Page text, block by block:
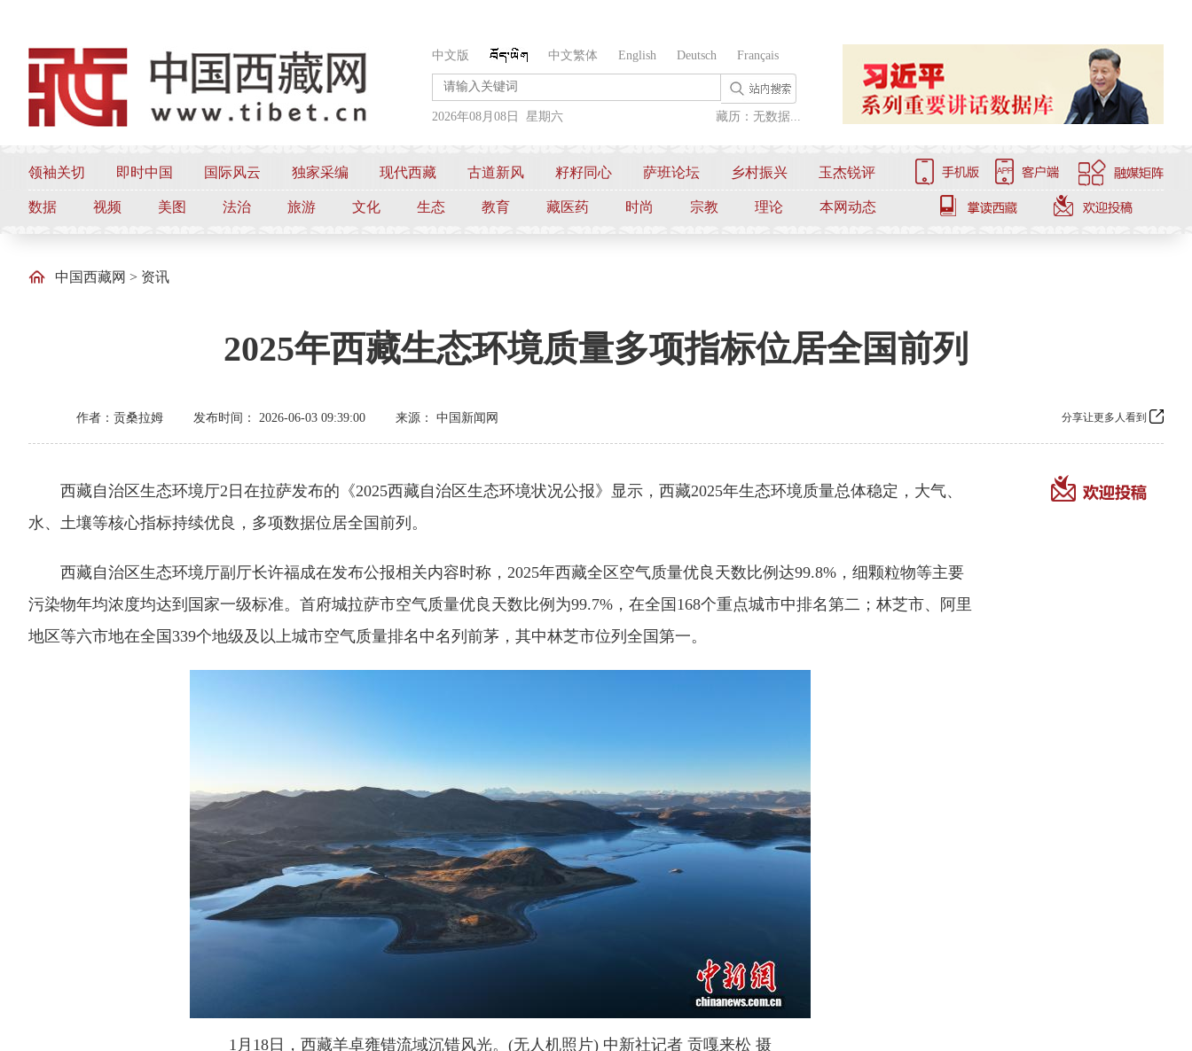
中文版 中文繁体 English Deutsch Français
2026年08月08日 星期六 藏历：无数据...
领袖关切 即时中国 国际风云 独家采编 现代西藏 古道新风 籽籽同心 萨班论坛 乡村振兴 玉杰锐评
数据 视频 美图 法治 旅游 文化 生态 教育 藏医药 时尚 宗教 理论 本网动态
中国西藏网 > 资讯
2025年西藏生态环境质量多项指标位居全国前列
作者：贡桑拉姆 发布时间： 2026-06-03 09:39:00 来源： 中国新闻网 分享让更多人看到
西藏自治区生态环境厅2日在拉萨发布的《2025西藏自治区生态环境状况公报》显示，西藏2025年生态环境质量总体稳定，大气、
水、土壤等核心指标持续优良，多项数据位居全国前列。
西藏自治区生态环境厅副厅长许福成在发布公报相关内容时称，2025年西藏全区空气质量优良天数比例达99.8%，细颗粒物等主要
污染物年均浓度均达到国家一级标准。首府城拉萨市空气质量优良天数比例为99.7%，在全国168个重点城市中排名第二；林芝市、阿里
地区等六市地在全国339个地级及以上城市空气质量排名中名列前茅，其中林芝市位列全国第一。
1月18日，西藏羊卓雍错流域沉错风光。(无人机照片) 中新社记者 贡嘎来松 摄